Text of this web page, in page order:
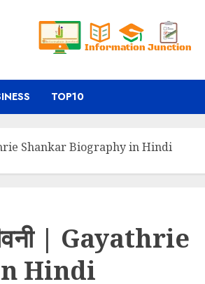
TOP10
Shankar Biography in Hindi
| Gayathrie
Hindi